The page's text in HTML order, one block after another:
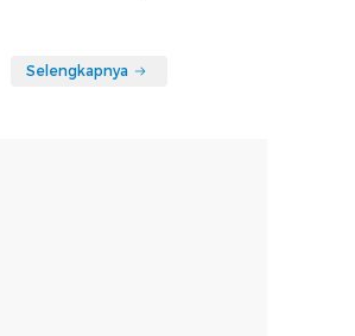
Selengkapnya